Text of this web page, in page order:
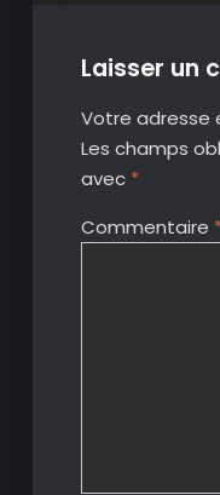
Laisser un
Votre adresse
Les champs
avec *
Commentaire